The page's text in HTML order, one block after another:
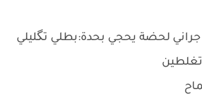
جراني لحضة يحجي بحدة:بطلي تگليلي
تغلطين